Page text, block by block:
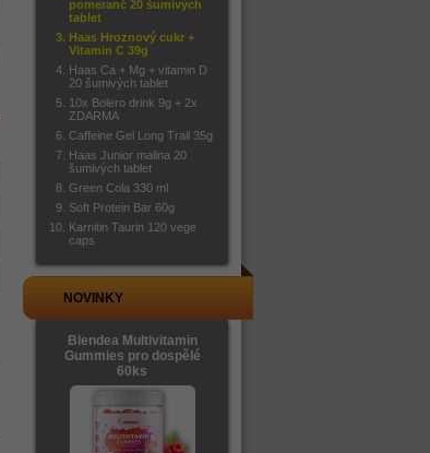
pomeranč 20 šumivých
tablet
Haas Hroznový cukr +
Vitamin C 39g
Haas Ca + Mg + vitamin D
20 šumivých tablet
10x Bolero drink 9g + 2x
ZDARMA
Caffeine Gel Long Trail 35g
Haas Junior malina 20
šumivých tablet
Green Cola 330 ml
Soft Protein Bar 60g
Karnitin Taurin 120 vege
caps
NOVINKY
Blendea Multivitamin
Gummies pro dospělé
60ks